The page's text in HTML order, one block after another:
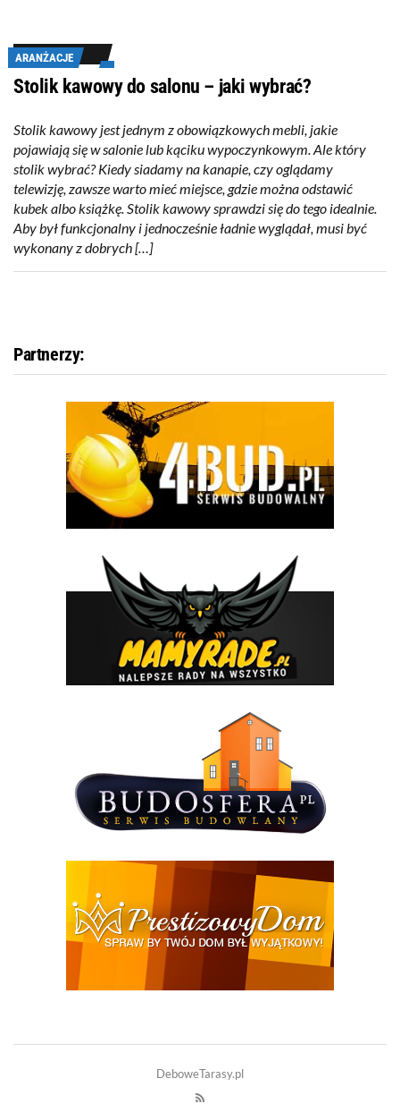
ARANŻACJE
Stolik kawowy do salonu – jaki wybrać?
Stolik kawowy jest jednym z obowiązkowych mebli, jakie
pojawiają się w salonie lub kąciku wypoczynkowym. Ale który
stolik wybrać? Kiedy siadamy na kanapie, czy oglądamy
telewizję, zawsze warto mieć miejsce, gdzie można odstawić
kubek albo książkę. Stolik kawowy sprawdzi się do tego idealnie.
Aby był funkcjonalny i jednocześnie ładnie wyglądał, musi być
wykonany z dobrych […]
Partnerzy:
DeboweTarasy.pl